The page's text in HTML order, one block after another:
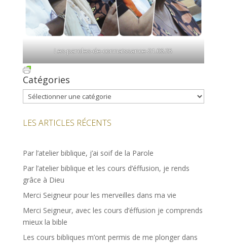
Les-paroles-de-connaissance-21.06.25
Catégories
Catégories
LES ARTICLES RÉCENTS
Par l’atelier biblique, j’ai soif de la Parole
Par l’atelier biblique et les cours d’éffusion, je rends
grâce à Dieu
Merci Seigneur pour les merveilles dans ma vie
Merci Seigneur, avec les cours d’éffusion je comprends
mieux la bible
Les cours bibliques m’ont permis de me plonger dans